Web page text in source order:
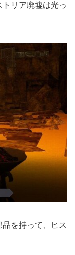
リア廃墟は光っ
を持って、ヒス